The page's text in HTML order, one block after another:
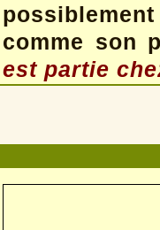
comme son
est partie